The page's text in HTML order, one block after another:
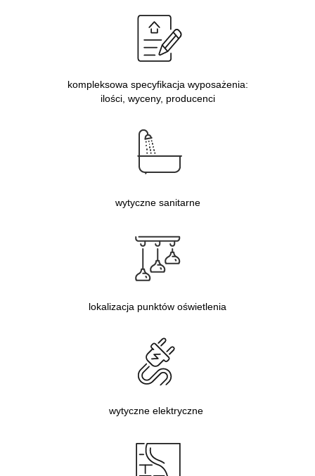
kompleksowa specyfikacja wyposażenia:
ilości, wyceny, producenci
wytyczne sanitarne
lokalizacja punktów oświetlenia
wytyczne elektryczne